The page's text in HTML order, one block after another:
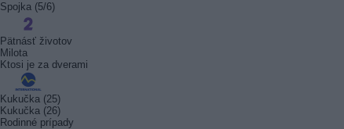
(5/6)
životov
je za dverami
(25)
(26)
prípady